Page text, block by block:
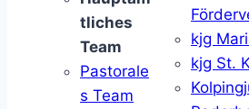
tliches
Team
Pastorale
s Team
kjg
kjg St.